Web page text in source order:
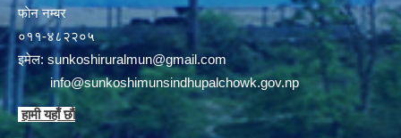
फाेन न‌‍‍‍‌‌म्बर
०११-४८२२०५
इमेल: sunkoshiruralmun@gmail.com
info@sunkoshimunsindhupalchowk.gov.np
हामी यहाँ छाै‌ं